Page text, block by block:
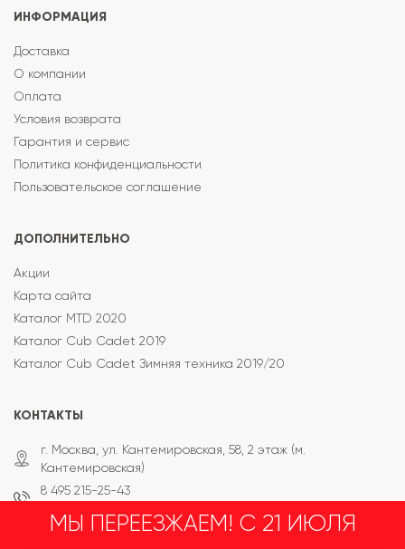
ИНФОРМАЦИЯ
Доставка
О компании
Оплата
Условия возврата
Гарантия и сервис
Политика конфиденциальности
Пользовательское соглашение
ДОПОЛНИТЕЛЬНО
Акции
Карта сайта
Каталог MTD 2020
Каталог Cub Cadet 2019
Каталог Cub Cadet Зимняя техника 2019/20
КОНТАКТЫ
г. Москва, ул. Кантемировская, 58, 2 этаж (м.
Кантемировская)
8 495 215-25-43
info@mt-tehnika.ru
МЫ ПЕРЕЕЗЖАЕМ! С 21 ИЮЛЯ